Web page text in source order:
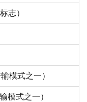
志）
模式之一）
模式之一）